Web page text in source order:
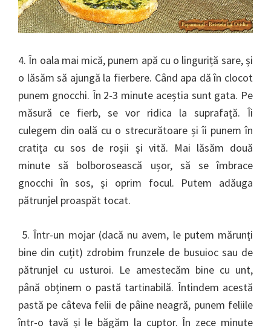
4. În oala mai mică, punem apă cu o linguriță sare, și
o lăsăm să ajungă la fierbere. Când apa dă în clocot
punem gnocchi. În 2-3 minute aceștia sunt gata. Pe
măsură ce fierb, se vor ridica la suprafață. Îi
culegem din oală cu o strecurătoare și îi punem în
cratița cu sos de roșii și vită. Mai lăsăm două
minute să bolborosească ușor, să se îmbrace
gnocchi în sos, și oprim focul. Putem adăuga
pătrunjel proaspăt tocat.
5. Într-un mojar (dacă nu avem, le putem mărunți
bine din cuțit) zdrobim frunzele de busuioc sau de
pătrunjel cu usturoi. Le amestecăm bine cu unt,
până obținem o pastă tartinabilă. Întindem acestă
pastă pe câteva felii de pâine neagră, punem feliile
într-o tavă și le băgăm la cuptor. În zece minute